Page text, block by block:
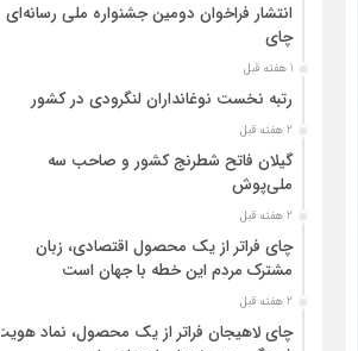
انتشار فراخوان دومین جشنواره ملی رسانه‌ای
چای
1 هفته قبل
رتبه نخست نوغانداران لنگرودی در کشور
2 هفته قبل
گیلان فاتح شطرنج کشور و صاحب سه
ملی‌پوش
2 هفته قبل
چای فراتر از یک محصول اقتصادی، زبان
مشترک مردم این خطه با جهان است
2 هفته قبل
چای لاهیجان فراتر از یک محصول، نماد هویت